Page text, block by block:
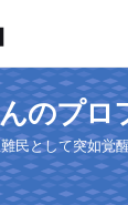
のプロ
民として突如覚